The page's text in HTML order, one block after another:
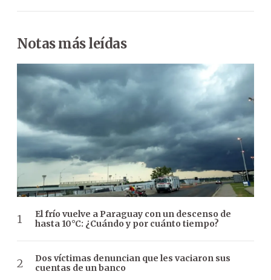
Notas más leídas
El frío vuelve a Paraguay con un descenso de
hasta 10°C: ¿Cuándo y por cuánto tiempo?
Dos víctimas denuncian que les vaciaron sus
cuentas de un banco